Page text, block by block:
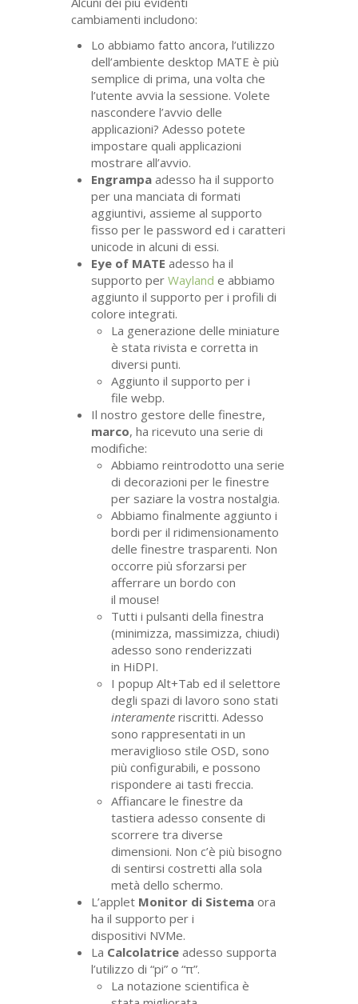
cambiamenti includono:
Lo abbiamo fatto ancora, l’utilizzo
dell’ambiente desktop MATE è più
semplice di prima, una volta che
l’utente avvia la sessione. Volete
nascondere l’avvio delle
applicazioni? Adesso potete
impostare quali applicazioni
mostrare all’avvio.
Engrampa adesso ha il supporto
per una manciata di formati
aggiuntivi, assieme al supporto
fisso per le password ed i caratteri
unicode in alcuni di essi.
Eye of MATE adesso ha il
supporto perWayland e abbiamo
aggiunto il supporto per i profili di
colore integrati.
La generazione delle miniature
è stata rivista e corretta in
diversi punti.
Aggiunto il supporto per i
file webp.
Il nostro gestore delle finestre,
marco, ha ricevuto una serie di
modifiche:
Abbiamo reintrodotto una serie
di decorazioni per le finestre
per saziare la vostra nostalgia.
Abbiamo finalmente aggiunto i
bordi per il ridimensionamento
delle finestre trasparenti. Non
occorre più sforzarsi per
afferrare un bordo con
il mouse!
Tutti i pulsanti della finestra
(minimizza, massimizza, chiudi)
adesso sono renderizzati
in HiDPI.
I popup Alt+Tab ed il selettore
degli spazi di lavoro sono stati
interamente riscritti. Adesso
sono rappresentati in un
meraviglioso stileOSD, sono
più configurabili, e possono
rispondere ai tasti freccia.
Affiancare le finestre da
tastiera adesso consente di
scorrere tra diverse
dimensioni. Non c’è più bisogno
di sentirsi costretti alla sola
metà dello schermo.
L’applet Monitor di Sistema ora
ha il supporto per i
dispositivi NVMe.
La Calcolatrice adesso supporta
l’utilizzo di “pi” o “π”.
La notazione scientifica è